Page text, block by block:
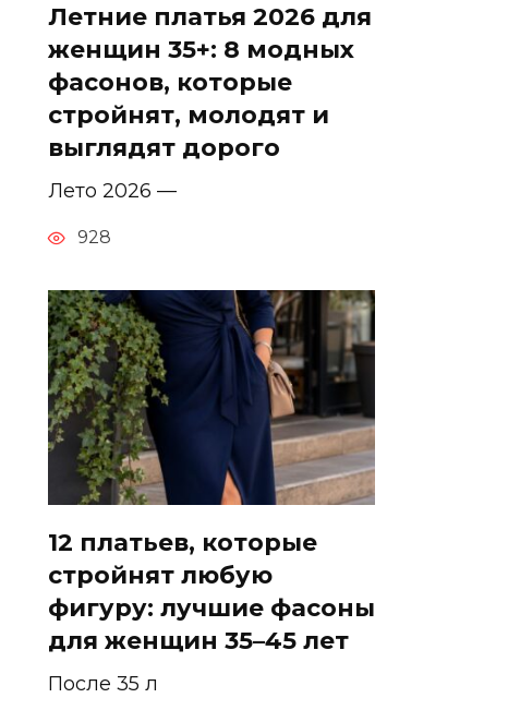
Летние платья 2026 для
женщин 35+: 8 модных
фасонов, которые
стройнят, молодят и
выглядят дорого
Лето 2026 —
928
12 платьев, которые
стройнят любую
фигуру: лучшие фасоны
для женщин 35–45 лет
После 35 л